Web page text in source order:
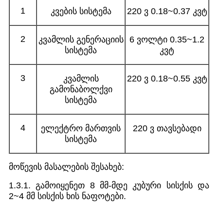
1 კვების სისტემა 220 ვ 0.18~0.37 კვტ
2
კვამლის გენერაციის
სისტემა
6 ვოლტი 0.35~1.2
კვტ
3
კვამლის
გამონაბოლქვი
სისტემა
220 ვ 0.18~0.55 კვტ
4
ელექტრო მართვის
სისტემა
220 ვ თავსებადი
მოწევის მასალების შესახებ:
1.3.1. გამოიყენეთ 8 მმ-მდე კუბური სისქის და
2~4 მმ სისქის ხის ნაფოტები.